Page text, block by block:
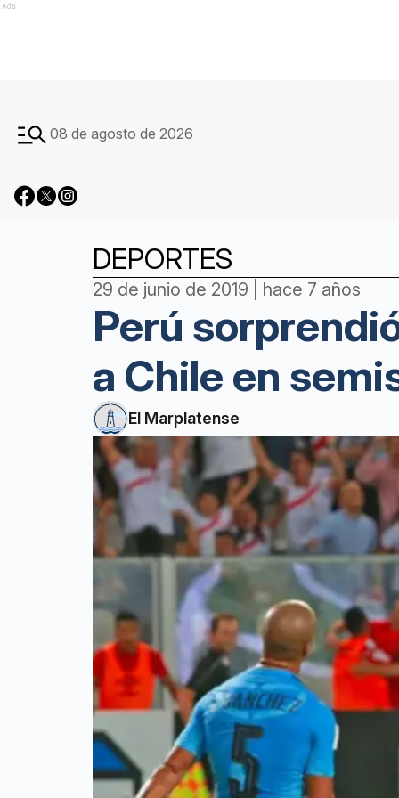
Ads
08 de agosto de 2026
DEPORTES
29 de junio de 2019 | hace 7 años
Perú
a Chile en
El Marplatense